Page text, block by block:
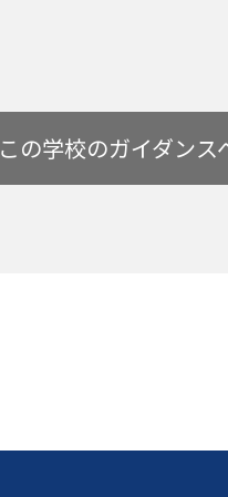
この学校のガイダンス